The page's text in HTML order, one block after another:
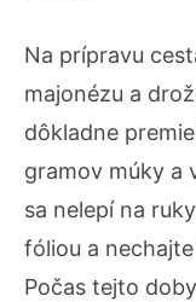
Na prípravu
majonézu a
dôkladne
gramov múky a
sa nelepí na
fóliou a
Počas tejto